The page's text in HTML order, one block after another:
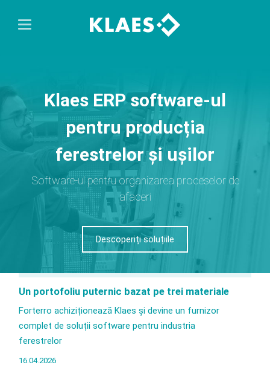
Klaes ERP software-ul
pentru producția
ferestrelor și ușilor
Software-ul pentru organizarea proceselor de
afaceri
Descoperiți soluțiile
Un portofoliu puternic bazat pe trei materiale
Forterro achiziționează Klaes și devine un furnizor
complet de soluții software pentru industria
ferestrelor
16.04.2026